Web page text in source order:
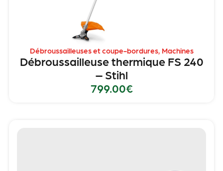
Débroussailleuses et coupe-bordures, Machines
Débroussailleuse thermique FS 240
– Stihl
799.00€